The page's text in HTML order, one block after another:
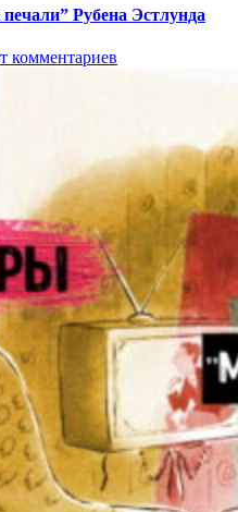
Рубена Эстлунда
комментариев